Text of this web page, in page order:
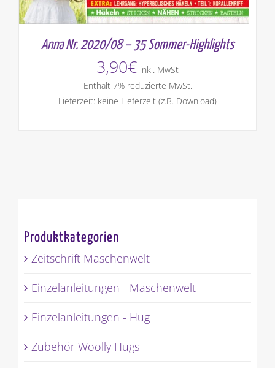
Anna Nr. 2020/08 – 35 Sommer-Highlights
3,90€ inkl. MwSt
Enthält 7% reduzierte MwSt.
Lieferzeit: keine Lieferzeit (z.B. Download)
Produktkategorien
Zeitschrift Maschenwelt
Einzelanleitungen - Maschenwelt
Einzelanleitungen - Hug
Zubehör Woolly Hugs